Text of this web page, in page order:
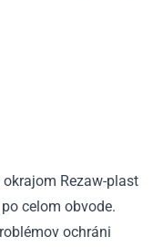
Rezaw-plast
celom obvode.
ochráni